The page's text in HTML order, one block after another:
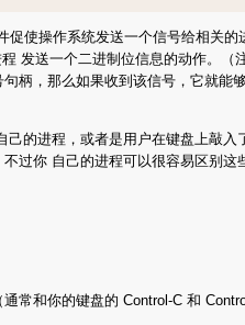
使操作系统发送一个信号给相关
发送一个二进制位信息的动作。
，那么如果收到该信号，它就
的进程，或者是用户在键盘上敲
过你 自己的进程可以很容易区别
常和你的键盘的 Control-C 和